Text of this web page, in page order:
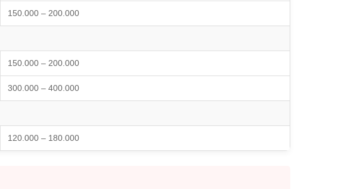
150.000 – 200.000
150.000 – 200.000
300.000 – 400.000
120.000 – 180.000